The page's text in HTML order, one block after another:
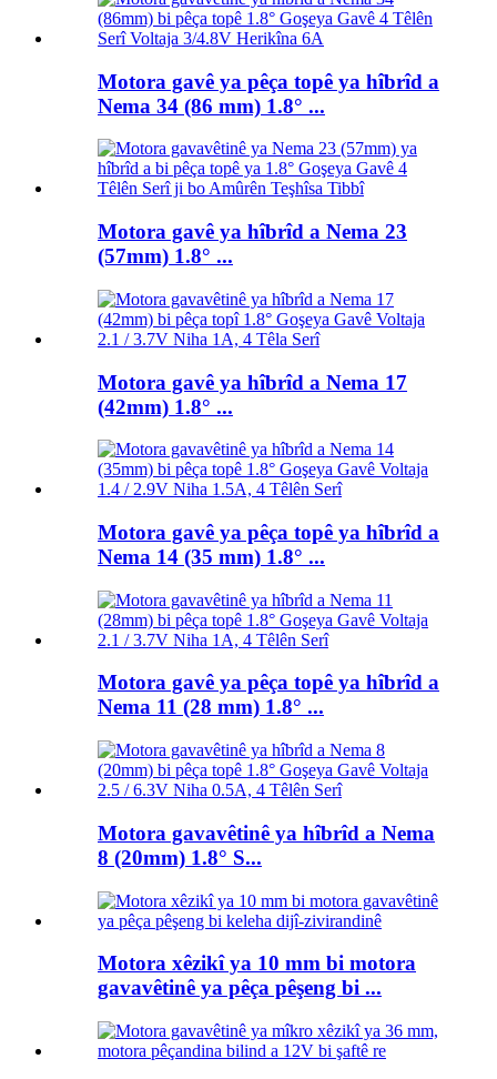
Motora gavê ya pêça topê ya hîbrîd a
Nema 34 (86 mm) 1.8° ...
Motora gavê ya hîbrîd a Nema 23
(57mm) 1.8° ...
Motora gavê ya hîbrîd a Nema 17
(42mm) 1.8° ...
Motora gavê ya pêça topê ya hîbrîd a
Nema 14 (35 mm) 1.8° ...
Motora gavê ya pêça topê ya hîbrîd a
Nema 11 (28 mm) 1.8° ...
Motora gavavêtinê ya hîbrîd a Nema
8 (20mm) 1.8° S...
Motora xêzikî ya 10 mm bi motora
gavavêtinê ya pêça pêşeng bi ...